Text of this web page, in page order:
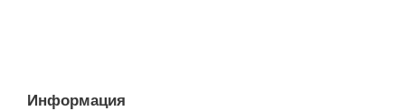
Информация